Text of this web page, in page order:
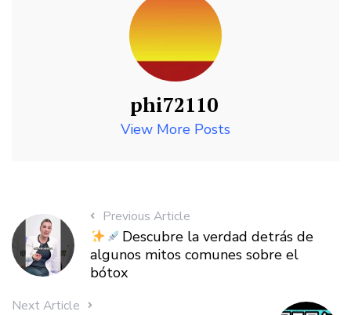
phi72110
View More Posts
Previous Article
Descubre la verdad detrás de
algunos mitos comunes sobre el
bótox
Next Article